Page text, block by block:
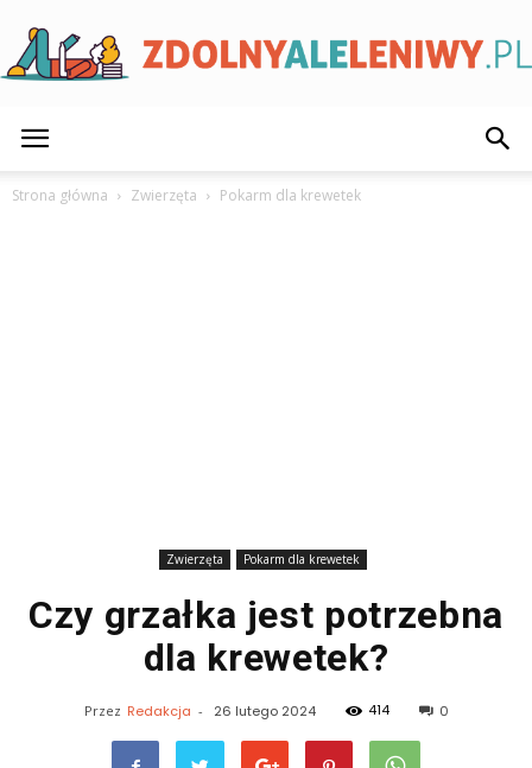
Strona główna Zwierzęta Pokarm dla krewetek
Zwierzęta Pokarm dla krewetek
Czy grzałka jest potrzebna
dla krewetek?
Przez Redakcja - 26 lutego 2024 414 0